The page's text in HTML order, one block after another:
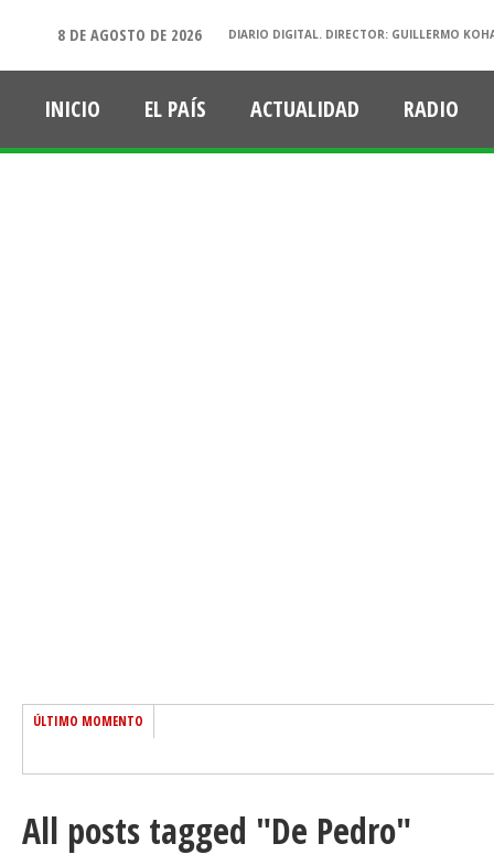
8 DE AGOSTO DE 2026 DIARIO DIGITAL. DIRECTOR: GUILLERMO
INICIO EL PAÍS ACTUALIDAD RADIO
ÚLTIMO MOMENTO
All posts tagged "De Pedro"